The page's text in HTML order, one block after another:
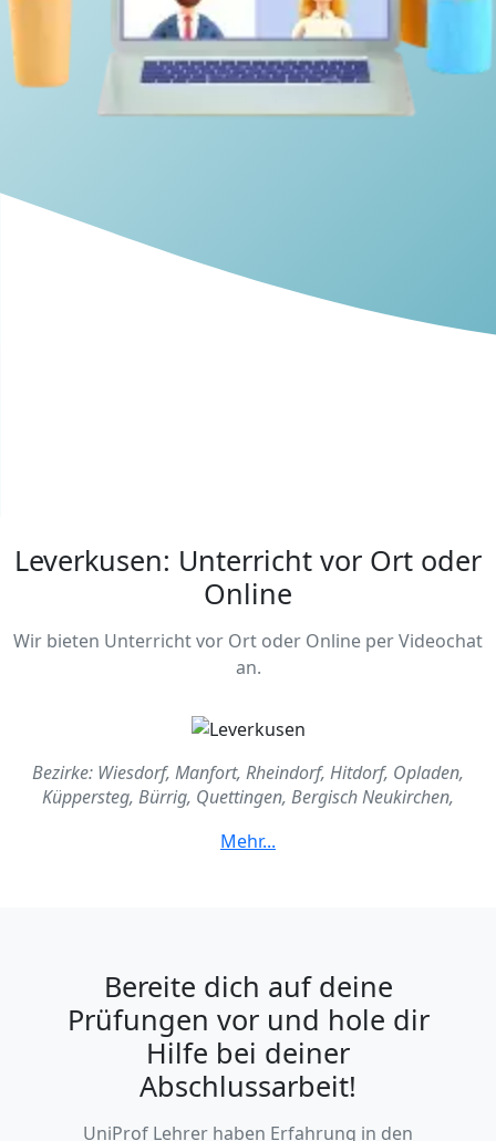
Leverkusen: Unterricht vor Ort oder
Online
Wir bieten Unterricht vor Ort oder Online per Videochat
an.
Bezirke: Wiesdorf, Manfort, Rheindorf, Hitdorf, Opladen,
Küppersteg, Bürrig, Quettingen, Bergisch Neukirchen,
Bereite dich auf deine
Prüfungen vor und hole dir
Hilfe bei deiner
Abschlussarbeit!
UniProf Lehrer haben Erfahrung in den